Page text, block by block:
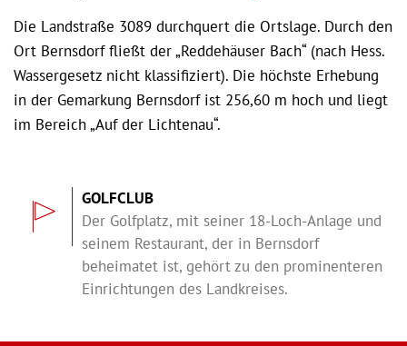
Die Landstraße 3089 durchquert die Ortslage. Durch den
Ort Bernsdorf fließt der „Reddehäuser Bach“ (nach Hess.
Wassergesetz nicht klassifiziert). Die höchste Erhebung
in der Gemarkung Bernsdorf ist 256,60 m hoch und liegt
im Bereich „Auf der Lichtenau“.
GOLFCLUB
Der Golfplatz, mit seiner 18-Loch-Anlage und
seinem Restaurant, der in Bernsdorf
beheimatet ist, gehört zu den prominenteren
Einrichtungen des Landkreises.